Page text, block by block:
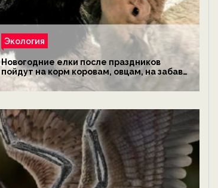
Экология
Новогодние елки после праздников
пойдут на корм коровам, овцам, на забаву
обезьянам, львам и леопардам — новости
экологии на ECOportal